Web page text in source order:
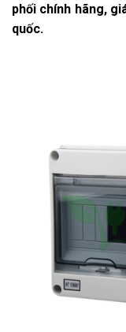
phối chính hãng,
quốc.